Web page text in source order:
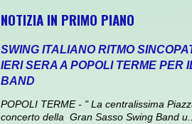
NOTIZIA IN PRIMO PIANO
SWING ITALIANO RITMO
IERI SERA A POPOLI TERME PER
BAND
POPOLI TERME - " La centralissima
concerto della Gran Sasso Swing Band